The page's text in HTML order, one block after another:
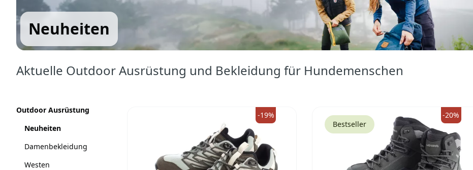
Neuheiten
Aktuelle Outdoor Ausrüstung und Bekleidung für Hundemenschen
Kategorien
Outdoor Ausrüstung
Neuheiten
Damenbekleidung
Westen
-19%
Bestseller
-20%